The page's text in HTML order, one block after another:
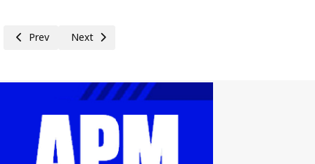
Previous article: ผนึก 10 สมาคมอุตฯยานยนต์ไทย ยื่น8ข้อเสนอ มาตรการฉุ
Prev Next article: โบลท์ มุ่งขับเคลื่อนสังคมการเดินทางที่ปลอดภัย ส
Next